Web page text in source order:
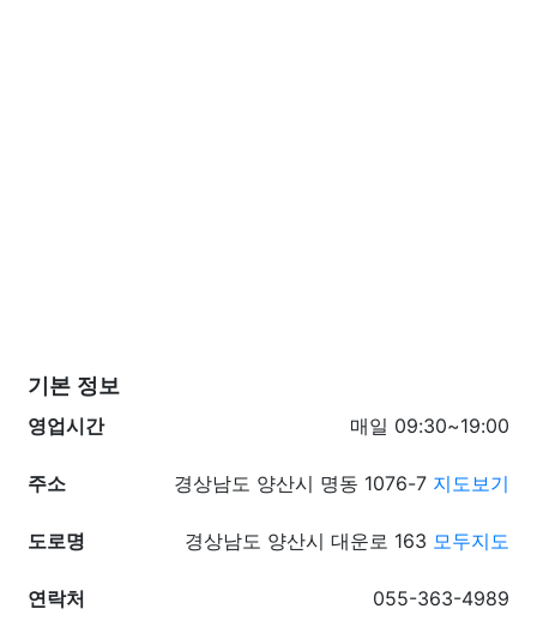
기본 정보
영업시간
매일 09:30~19:00
주소 경상남도 양산시 명동 1076-7 지도보기
도로명 경상남도 양산시 대운로 163 모두지도
연락처 055-363-4989